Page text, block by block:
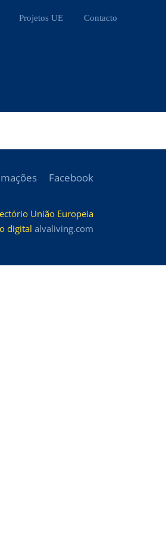
Projetos UE Contacto
Facebook
União Europeia
digital alvaliving.com